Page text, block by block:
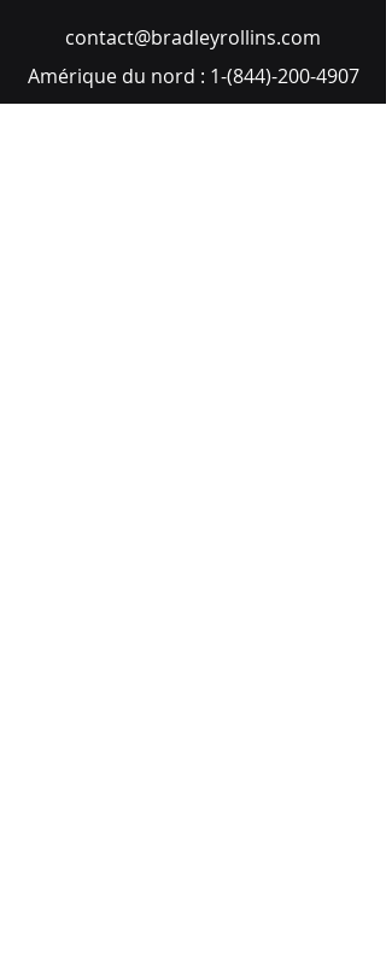
contact@bradleyrollins.com
Amérique du nord : 1-(844)-200-4907